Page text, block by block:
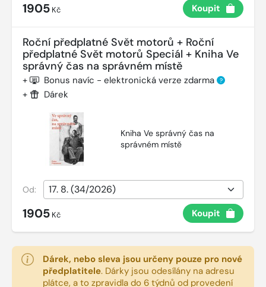
1905 Kč Koupit
Roční předplatné Svět motorů + Roční
předplatné Svět motorů Speciál + Kniha Ve
správný čas na správném místě
+ Bonus navíc - elektronická verze zdarma ?
+ Dárek
Kniha Ve správný čas na
správném místě
Od:
1905 Kč Koupit
Dárek, nebo sleva jsou určeny pouze pro nové
předplatitele. Dárky jsou odesílány na adresu
plátce, a to zpravidla do 6 týdnů od provedení